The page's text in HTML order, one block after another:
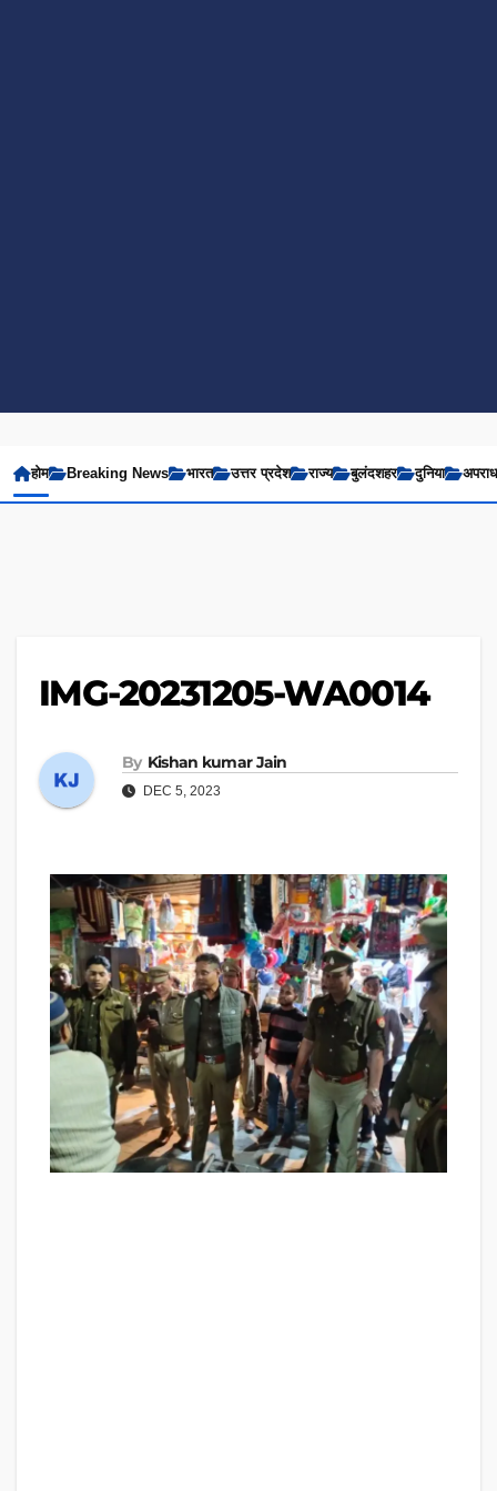
होम Breaking News भारत उत्तर प्रदेश राज्य बुलंदशहर दुनिया अपराध
IMG-20231205-WA0014
By Kishan kumar Jain
DEC 5, 2023